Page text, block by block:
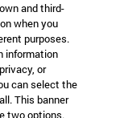
and third-
when you
purposes.
information
or
can select the
This banner
two options.